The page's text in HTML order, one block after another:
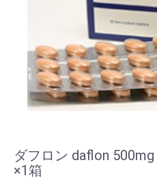
ダフロン daflon
×1箱